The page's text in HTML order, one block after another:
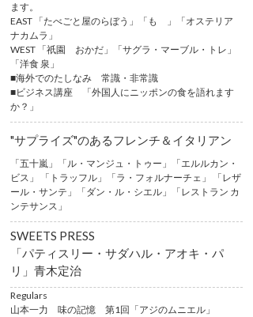
ます。
EAST 「たべごと屋のらぼう」「もゝ」「オステリア
ナカムラ」
WEST 「祇園 おかだ」「サグラ・マーブル・トレ」
「洋食 泉」
■海外でのたしなみ 常識・非常識
■ビジネス講座 「外国人にニッポンの食を語れます
か？」
"サプライズ"のあるフレンチ＆イタリアン
「五十嵐」「ル・マンジュ・トゥー」「エルルカン・
ビス」 「トラッフル」「ラ・フォルナーチェ」 「レザ
ール・サンテ」「ダン・ル・シエル」「レストラン カ
ンテサンス」
SWEETS PRESS
「パティスリー・サダハル・アオキ・パ
リ」青木定治
Regulars
山本一力 味の記憶 第1回「アジのムニエル」